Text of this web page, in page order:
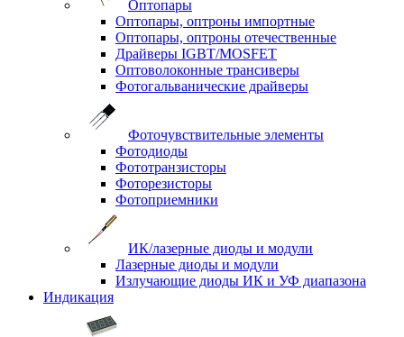
Оптопары
Оптопары, оптроны импортные
Оптопары, оптроны отечественные
Драйверы IGBT/MOSFET
Оптоволоконные трансиверы
Фотогальванические драйверы
Фоточувствительные элементы
Фотодиоды
Фототранзисторы
Фоторезисторы
Фотоприемники
ИК/лазерные диоды и модули
Лазерные диоды и модули
Излучающие диоды ИК и УФ диапазона
Индикация